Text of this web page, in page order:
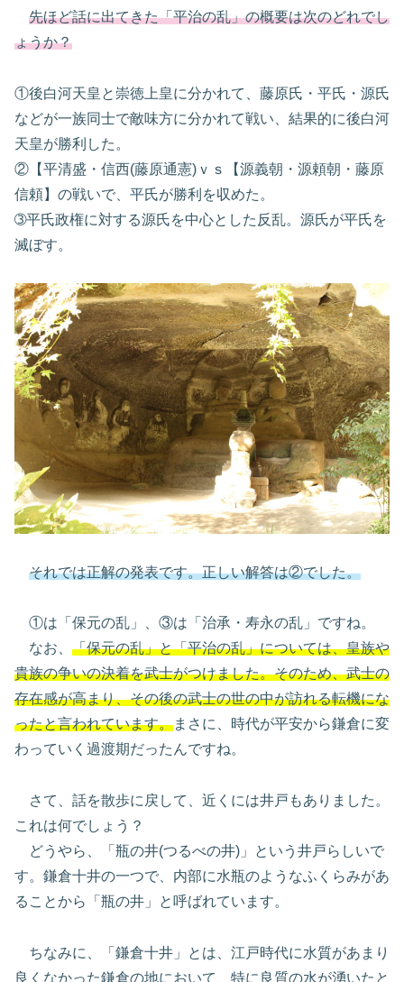
先ほど話に出てきた「平治の乱」の概要は次のどれでし
ょうか？
①後白河天皇と崇徳上皇に分かれて、藤原氏・平氏・源氏
などが一族同士で敵味方に分かれて戦い、結果的に後白河
天皇が勝利した。
②【平清盛・信西(藤原通憲)ｖｓ【源義朝・源頼朝・藤原
信頼】の戦いで、平氏が勝利を収めた。
➂平氏政権に対する源氏を中心とした反乱。源氏が平氏を
滅ぼす。
それでは正解の発表です。正しい解答は②でした。
①は「保元の乱」、③は「治承・寿永の乱」ですね。
なお、 「保元の乱」と「平治の乱」については、皇族や
貴族の争いの決着を武士がつけました。そのため、武士の
存在感が高まり、その後の武士の世の中が訪れる転機にな
ったと言われています。まさに、時代が平安から鎌倉に変
わっていく過渡期だったんですね。
さて、話を散歩に戻して、近くには井戸もありました。
これは何でしょう？
どうやら、「瓶の井(つるべの井)」という井戸らしいで
す。鎌倉十井の一つで、内部に水瓶のようなふくらみがあ
ることから「瓶の井」と呼ばれています。
ちなみに、「鎌倉十井」とは、江戸時代に水質があまり
良くなかった鎌倉の地において、特に良質の水が湧いたと